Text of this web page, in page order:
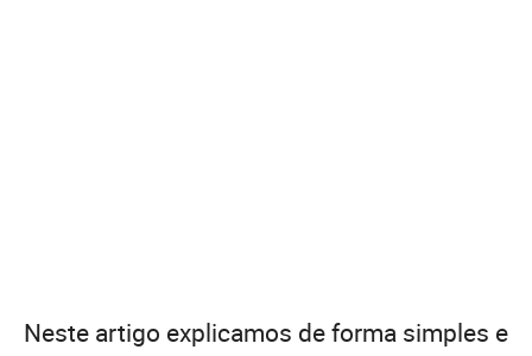
Neste artigo explicamos de forma simples e